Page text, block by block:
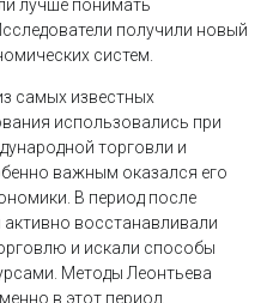
лучше понимать
получили новый
систем.
самых известных
использовались при
торговли и
важным оказался его
В период после
восстанавливали
и искали способы
Методы Леонтьева
в этот период.